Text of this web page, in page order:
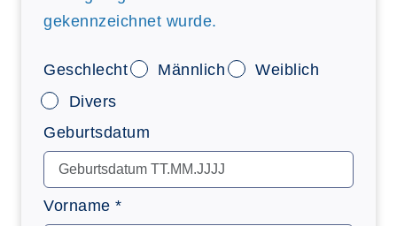
gekennzeichnet wurde.
Geschlecht Männlich
Weiblich
Divers
Geburtsdatum
Vorname *